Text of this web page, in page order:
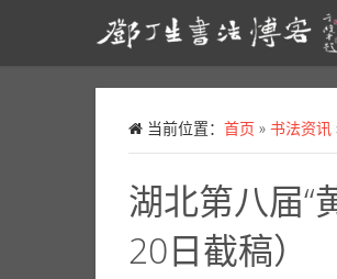
当前位置： 首页 » 书法资讯
湖北第八届“
20日截稿）